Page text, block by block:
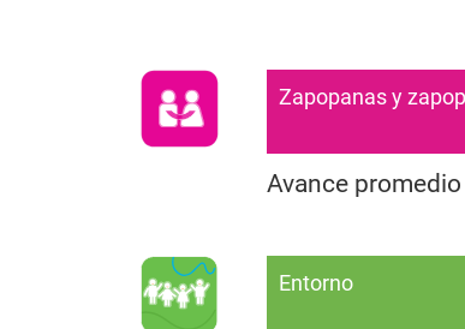
Zapopanas y
Avance promedio
Entorno